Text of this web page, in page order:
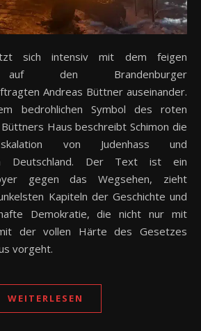
auf den Brandenburger
Andreas Büttner auseinander.
bedrohlichen Symbol des roten
Haus beschreibt Schimon die
von Judenhass und
in Deutschland. Der Text ist ein
gegen das Wegsehen, zieht
Kapiteln der Geschichte und
Demokratie, die nicht nur mit
der vollen Härte des Gesetzes
vorgeht.
WEITERLESEN